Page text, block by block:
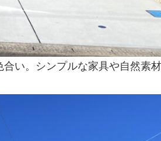
い。シンプルな家具や自然素